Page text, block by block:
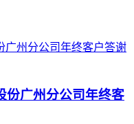
份广州分公司年终客